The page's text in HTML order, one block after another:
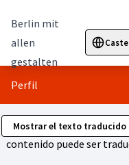
Berlin mit
allen
gestalten
Sprache
Perfil
Mostrar el texto
contenido puede ser